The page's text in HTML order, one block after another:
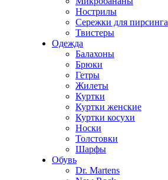
Нострилы
Сережки для пирсинга
Твистеры
Одежда
Балахоны
Брюки
Гетры
Жилеты
Куртки
Куртки женские
Куртки косухи
Носки
Толстовки
Шарфы
Обувь
Dr. Martens